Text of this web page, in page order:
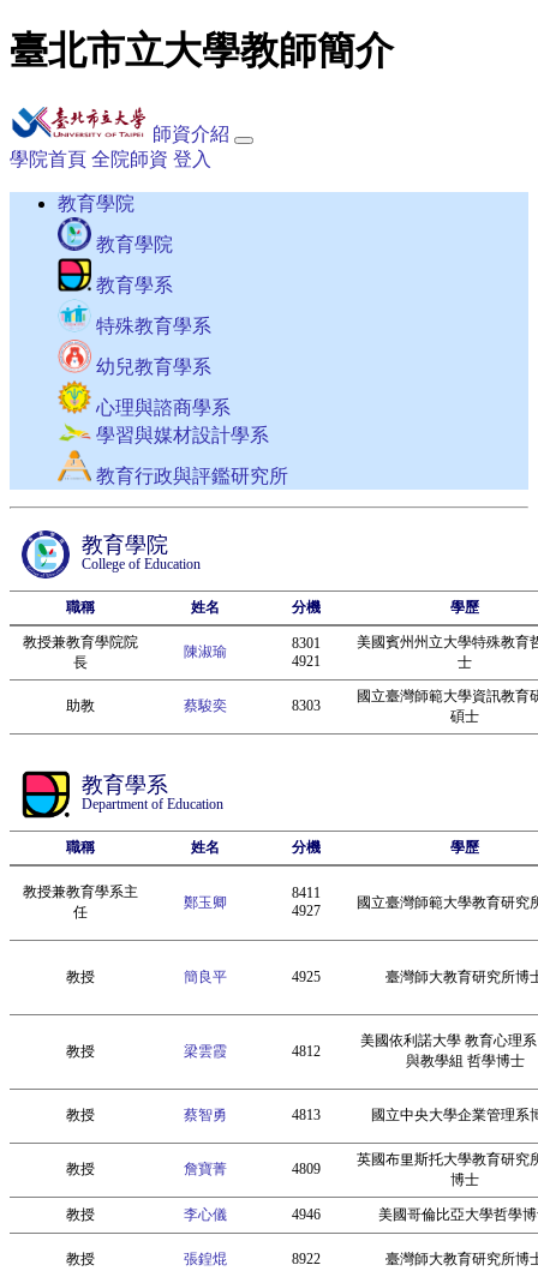
臺北市立大學教師簡介
師資介紹
學院首頁 全院師資 登入
教育學院
教育學院
教育學系
特殊教育學系
幼兒教育學系
心理與諮商學系
學習與媒材設計學系
教育行政與評鑑研究所
教育學院
College of Education
職稱 姓名 分機 學歷
教授兼教育學院院
長
陳淑瑜
8301
4921
美國賓州州立大學特殊教育
士
助教 蔡駿奕 8303
國立臺灣師範大學資訊教育
碩士
教育學系
Department of Education
職稱 姓名 分機 學歷
教授兼教育學系主
任
鄭玉卿
8411
4927
國立臺灣師範大學教育研究
教授 簡良平 4925 臺灣師大教育研究所博
教授 梁雲霞 4812
美國依利諾大學 教育心理
與教學組 哲學博士
教授 蔡智勇 4813 國立中央大學企業管理系
教授 詹寶菁 4809
英國布里斯托大學教育研究
博士
教授 李心儀 4946 美國哥倫比亞大學哲學
教授 張鍠焜 8922 臺灣師大教育研究所博